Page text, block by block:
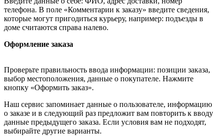
телефона. В поле «Комментарии к заказу» введите сведения,
которые могут пригодиться курьеру, например: подъезды в
доме считаются справа налево.
Оформление заказа
Проверьте правильность ввода информации: позиции заказа,
выбор местоположения, данные о покупателе. Нажмите
кнопку «Оформить заказ».
Наш сервис запоминает данные о пользователе, информацию
о заказе и в следующий раз предложит вам повторить к вводу
данные предыдущего заказа. Если условия вам не подходят,
выбирайте другие варианты.